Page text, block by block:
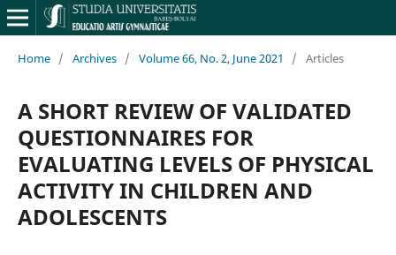
Home / Archives / Volume 66, No. 2, June 2021 / Articles
A SHORT REVIEW OF VALIDATED
QUESTIONNAIRES FOR
EVALUATING LEVELS OF PHYSICAL
ACTIVITY IN CHILDREN AND
ADOLESCENTS